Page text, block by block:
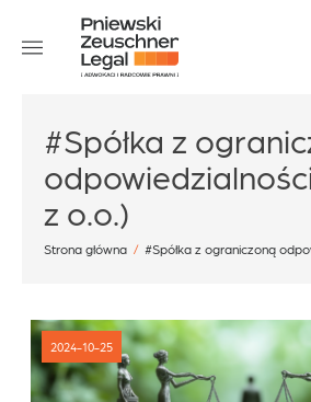
content
Specjalizacje
Aktualności
Kariera
Kontakt
office@pz.legal
#Spółka z
z o.o.)
Strona główna / #Spółka z ograniczoną
2024-10-25